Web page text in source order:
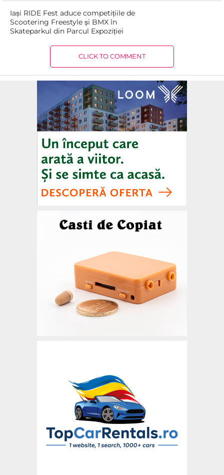
Iași RIDE Fest aduce competițiile de
Scootering Freestyle și BMX în
Skateparkul din Parcul Expoziției
CLICK TO COMMENT